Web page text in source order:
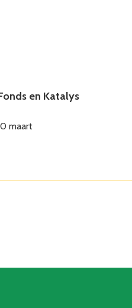
en Katalys
maart